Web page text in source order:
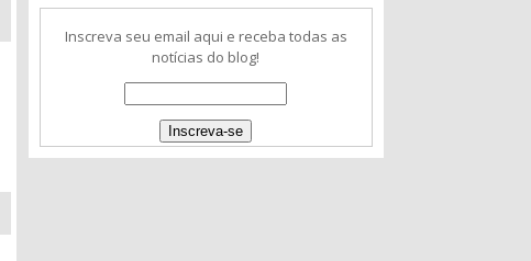
Inscreva seu email aqui e receba todas as
notícias do blog!